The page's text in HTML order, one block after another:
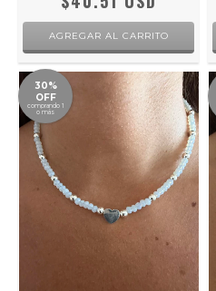
30%
OFF
comprando 1
o más